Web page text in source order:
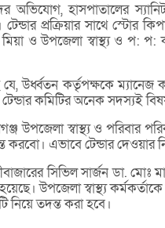
অভিযোগ, হাসপাতালের
প্রক্রিয়ার সাথে স্টোর
মিয়া ও উপজেলা স্বাস্থ্য ও প:
উর্ধ্বতন কর্তৃপক্ষকে ম্যানেজ
কমিটির অনেক সদস্যই
উপজেলা স্বাস্থ্য ও পরিবার
করবো। এভাবে টেন্ডার
সিভিল সার্জন ডা. মোঃ
উপজেলা স্বাস্থ্য
নিয়ে তদন্ত করা হবে।